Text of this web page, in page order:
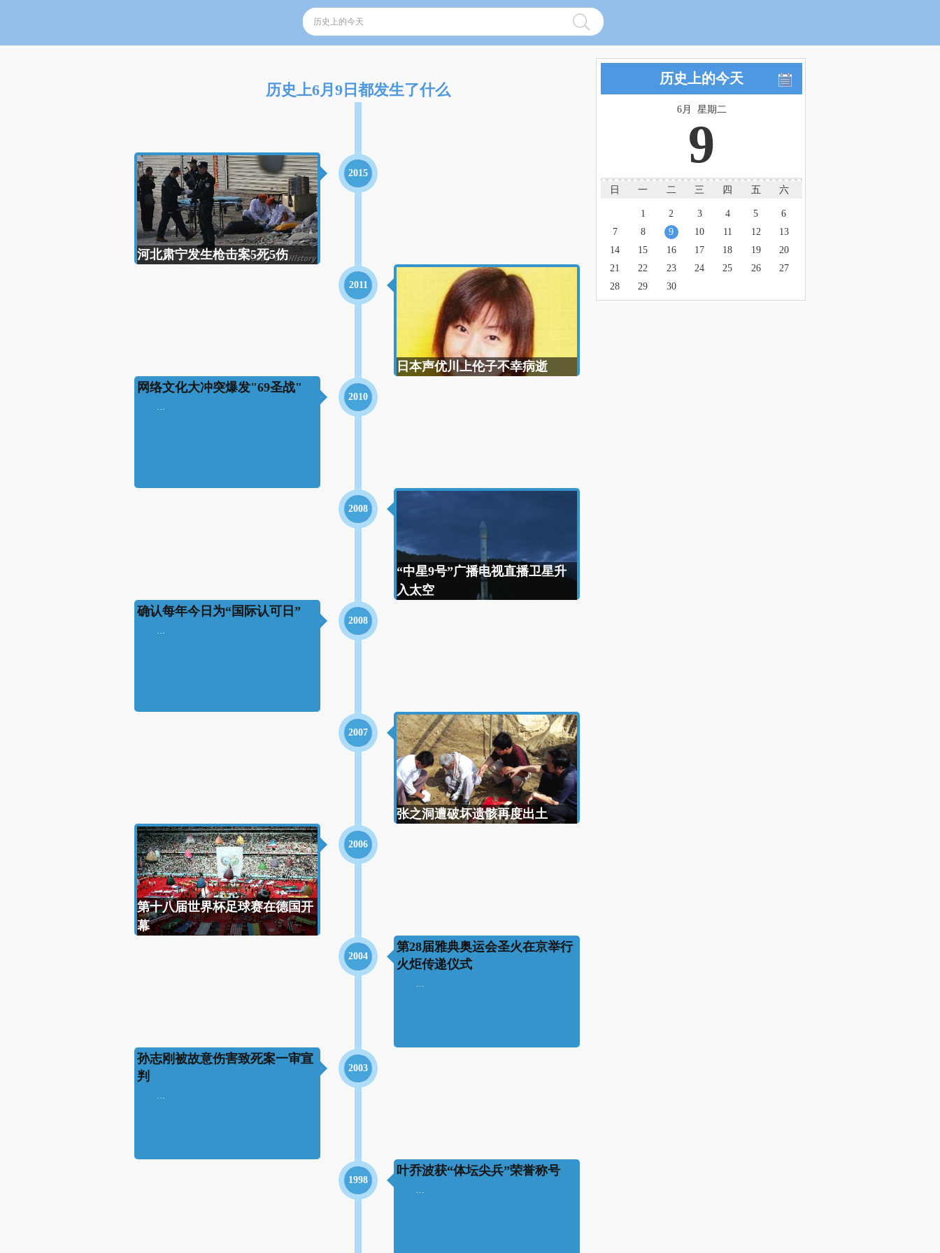
历史上6月9日都发生了什么
2015
河北肃宁发生枪击案5死5伤
2011
日本声优川上伦子不幸病逝
2010
网络文化大冲突爆发"69圣战"
...
2008
“中星9号”广播电视直播卫星升
入太空
2008
确认每年今日为“国际认可日”
...
2007
张之洞遭破坏遗骸再度出土
2006
第十八届世界杯足球赛在德国开
幕
2004
第28届雅典奥运会圣火在京举行
火炬传递仪式
...
2003
孙志刚被故意伤害致死案一审宣
判
...
1998
叶乔波获“体坛尖兵”荣誉称号
...
历史上的今天
6月 星期二
9
日 一 二 三 四 五 六
1 2 3 4 5
6
7
8 9 10 11 12
13
14
15 16 17 18 19
20
21
22 23 24 25 26
27
28
29 30